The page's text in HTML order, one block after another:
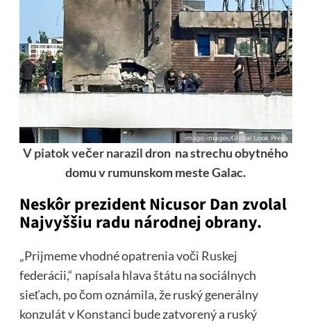
V piatok večer narazildron na strechu obytného
domu v rumunskom meste Galac.
Neskôr prezident Nicusor Dan zvolal
Najvyššiu radu národnej obrany.
„Prijmeme vhodné opatrenia voči Ruskej
federácii,“ napísala hlava štátu na sociálnych
sieťach, po čom oznámila, že ruský generálny
konzulát v Konstanci bude zatvorený a ruský